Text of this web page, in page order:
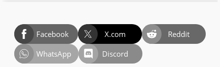
Facebook X.com
Reddit
WhatsApp
Discord